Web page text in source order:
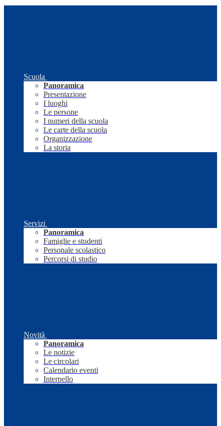
Scuola
Panoramica
Presentazione
I luoghi
Le persone
I numeri della scuola
Le carte della scuola
Organizzazione
La storia
Servizi
Panoramica
Famiglie e studenti
Personale scolastico
Percorsi di studio
Novità
Panoramica
Le notizie
Le circolari
Calendario eventi
Interpello